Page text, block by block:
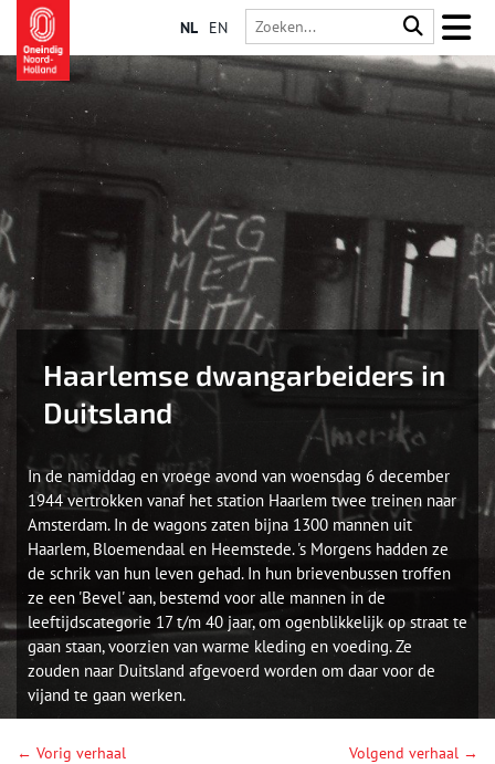
NL EN
Haarlemse dwangarbeiders in
Duitsland
In de namiddag en vroege avond van woensdag 6 december
1944 vertrokken vanaf het station Haarlem twee treinen naar
Amsterdam. In de wagons zaten bijna 1300 mannen uit
Haarlem, Bloemendaal en Heemstede. 's Morgens hadden ze
de schrik van hun leven gehad. In hun brievenbussen troffen
ze een 'Bevel' aan, bestemd voor alle mannen in de
leeftijdscategorie 17 t/m 40 jaar, om ogenblikkelijk op straat te
gaan staan, voorzien van warme kleding en voeding. Ze
zouden naar Duitsland afgevoerd worden om daar voor de
vijand te gaan werken.
← Vorig verhaal Volgend verhaal →